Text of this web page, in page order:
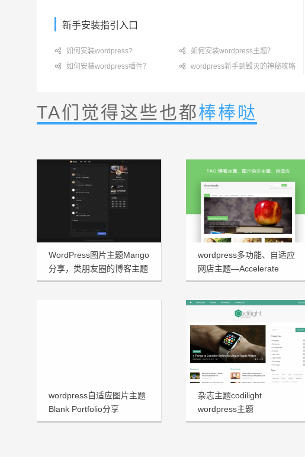
新手安装指引入口
 如何安装wordpress?  如何安装wordpress主题？
 如何安装wordpress插件？  wordpress新手到毁灭的神秘攻略
TA们觉得这些也都棒棒哒
WordPress图片主题Mango
分享，类朋友圈的博客主题
wordpress多功能、自适应
网店主题—Accelerate
1.3.2
wordpress自适应图片主题
Blank Portfolio分享
杂志主题codilight
wordpress主题